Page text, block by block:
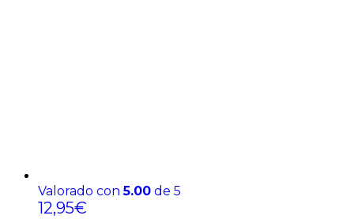
Valorado con5.00 de 5
12,95€